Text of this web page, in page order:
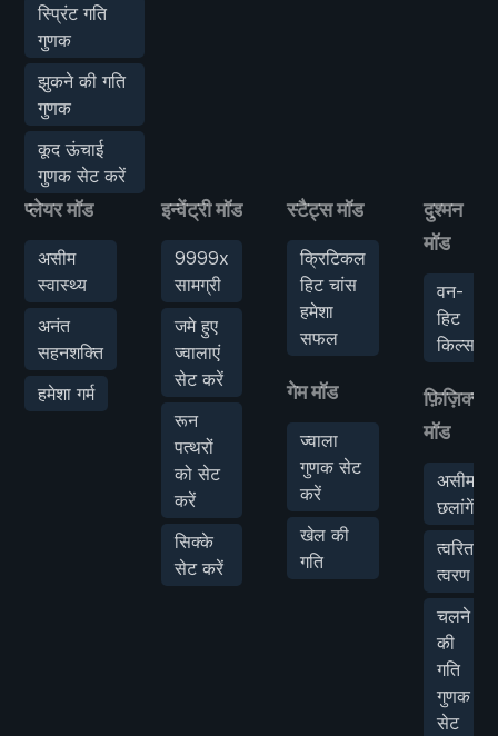
स्प्रिंट गति
गुणक
झुकने की गति
गुणक
कूद ऊंचाई
गुणक सेट करें
प्लेयर मॉड
असीम
स्वास्थ्य
अनंत
सहनशक्ति
हमेशा गर्म
इन्वेंट्री मॉड
9999x
सामग्री
जमे हुए
ज्वालाएं
सेट करें
रून
पत्थरों
को सेट
करें
सिक्के
सेट करें
स्टैट्स मॉड
क्रिटिकल
हिट चांस
हमेशा
सफल
गेम मॉड
ज्वाला
गुणक सेट
करें
खेल की
गति
दुश्मन
मॉड
वन-
हिट
किल्स
फ़िज़िक्स
मॉड
असीम
छलांगें
त्वरित
त्वरण
चलने
की
गति
गुणक
सेट